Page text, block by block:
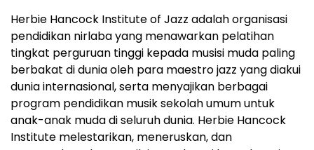
Herbie Hancock Institute of Jazz adalah organisasi
pendidikan nirlaba yang menawarkan pelatihan
tingkat perguruan tinggi kepada musisi muda paling
berbakat di dunia oleh para maestro jazz yang diakui
dunia internasional, serta menyajikan berbagai
program pendidikan musik sekolah umum untuk
anak-anak muda di seluruh dunia. Herbie Hancock
Institute melestarikan, meneruskan, dan